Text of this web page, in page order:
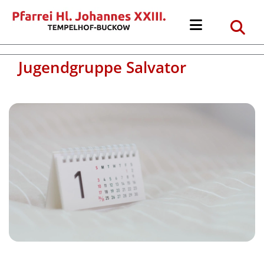
Jugendgruppe Salvator